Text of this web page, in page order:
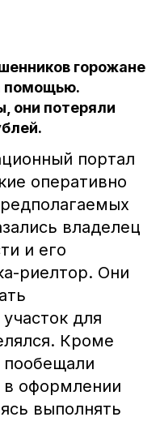
горожане
помощью.
они потеряли
портал
оперативно
владелец
и его
риелтор. Они
для
Кроме
оформлении
выполнять